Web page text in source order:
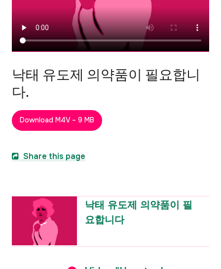
낙태 유도제 의약품이 필요합니
다.
Download M4V – 9 MB
Share this page
낙태 유도제 의약품이 필
요합니다